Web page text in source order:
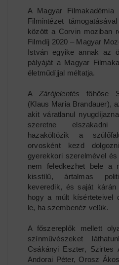
A Magyar Filmakadémia
Filmintézet
között a Corvin moziban
Filmdíj 2020 – Magyar
István egyike annak az
pályáját a Magyar
életműdíjjal méltatja.
A Zárójelentésfőhőse
(Klaus Maria Brandauer),
akit váratlanul
szeretne elszakadni
hazaköltözik a
orvosként kezd
gyerekkori szerelmével
nem feledkezhet bele a
kisstílű, ártalmas
keveredik, és saját kárán
hogy a múlt kísérteteivel
le, ha szembenéz velük.
A főszereplők mellett
színművészeket
Csákányi Eszter, Szirtes
Andorai Péter, Orosz